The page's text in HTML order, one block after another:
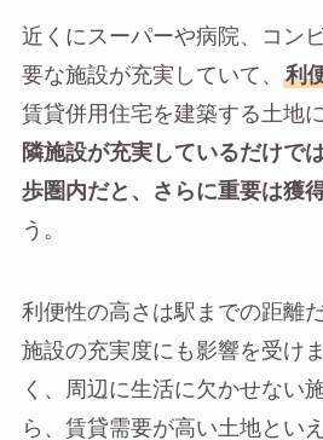
近くにスーパーや病院、コン
要な施設が充実していて、
利
賃貸併用住宅を建築する土地
隣施設が充実しているだけで
歩圏内だと、さらに重要は獲
う。
利便性の高さは駅までの距離
施設の充実度にも影響を受け
く、周辺に生活に欠かせない
ら、賃貸需要が高い土地とい